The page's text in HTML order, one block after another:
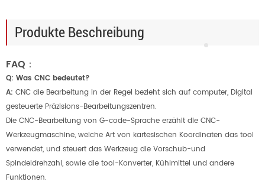
Produkte Beschreibung
FAQ：
Q: Was CNC bedeutet?
A: CNC die Bearbeitung in der Regel bezieht sich auf computer, Digital
gesteuerte Präzisions-Bearbeitungszentren.
Die CNC-Bearbeitung von G-code-Sprache erzählt die CNC-
Werkzeugmaschine, welche Art von kartesischen Koordinaten das tool
verwendet, und steuert das Werkzeug die Vorschub-und
Spindeldrehzahl, sowie die tool-Konverter, Kühlmittel und andere
Funktionen.